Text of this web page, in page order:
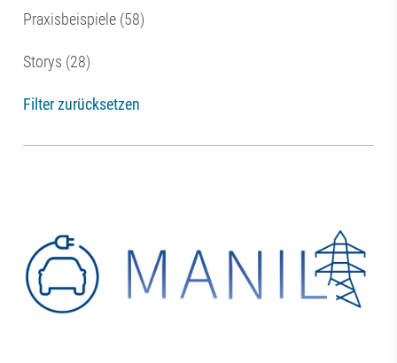
Praxisbeispiele (58)
Storys (28)
Filter zurücksetzen